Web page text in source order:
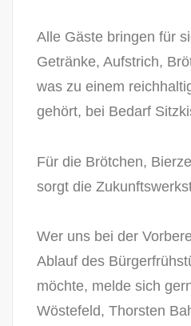
Alle Gäste bringen für
Getränke, Aufstrich,
was zu einem
gehört, bei Bedarf
Für die Brötchen,
sorgt die
Wer uns bei der
Ablauf des
möchte, melde sich
Wöstefeld, Thorsten